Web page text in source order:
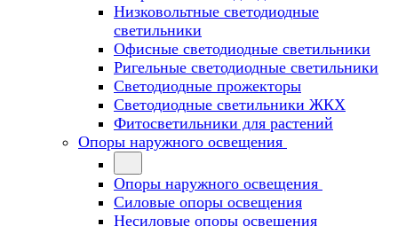
Низковольтные светодиодные
светильники
Офисные светодиодные светильники
Ригельные светодиодные светильники
Светодиодные прожекторы
Светодиодные светильники ЖКХ
Фитосветильники для растений
Опоры наружного освещения
Опоры наружного освещения
Силовые опоры освещения
Несиловые опоры освещения